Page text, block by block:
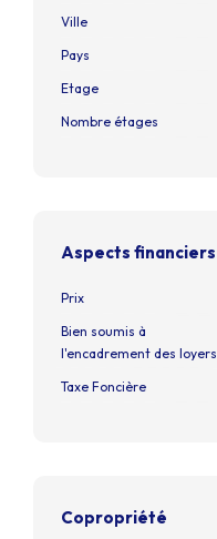
Ville
Pays
Etage
Nombre étages
Aspects financiers
Prix
Bien soumis à
l'encadrement des loyers
Taxe Foncière
Copropriété